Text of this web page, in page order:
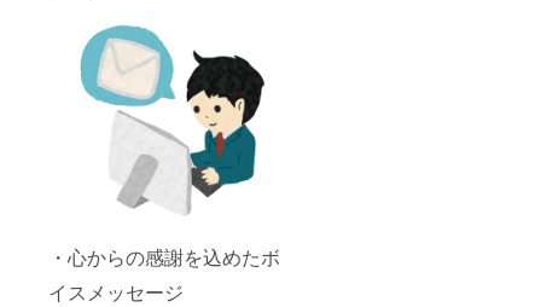
・心からの感謝を込めたボ
イスメッセージ